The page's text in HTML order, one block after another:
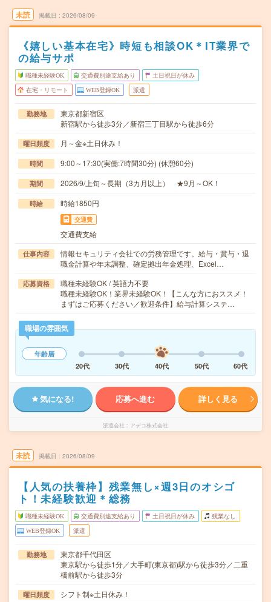
未読 掲載日 2026/08/09
《嬉しい基本在宅》時短も相談OK＊IT業界で
の給与サポ
職種未経験OK 交通費別途支給あり 土日祝日が休み
在宅・リモート WEB登録OK 派遣
勤務地
東京都新宿区
新宿駅から徒歩3分／新宿三丁目駅から徒歩6分
曜日頻度 月～金※土日休み！
時間 9:00～17:30(実働:7時間30分) (休憩60分)
期間 2026/9/上旬～長期（3カ月以上） ★9月～OK！
時給 時給1850円
交通費
交通費支給
仕事内容
情報セキュリティ会社での労務管理です。給与・賞与・退
職金計算や年末調整、確定拠出年金処理、Excel…
応募資格
職種未経験OK / 英語力不要
職種未経験OK！業界未経験OK！【こんな方におススメ！
まずはご応募ください／歓迎条件】給与計算システ…
職場の雰囲気
年齢層
20代
30代 40代 50代 60代
気になる! 応募へ進む 詳しく見る
派遣会社 アデコ株式会社
未読 掲載日 2026/08/09
【人気の扶養枠】残業無し×週3日のオシゴ
ト！未経験歓迎＊総務
職種未経験OK 交通費別途支給あり 土日祝日が休み 残業なし
WEB登録OK 派遣
勤務地
東京都千代田区
東京駅から徒歩1分／大手町(東京都)駅から徒歩3分／二重
橋前駅から徒歩3分
曜日頻度 シフト制※土日休み！